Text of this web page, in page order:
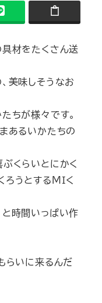
具材をたくさん送
美味しそうなお
ちが様々です。
あるいかたちの
くらいとにかく
うとするＭＩく
と時間いっぱい作
らいに来るんだ